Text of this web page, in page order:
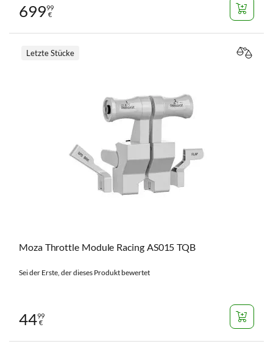
69999
€
Moza Throttle Module Racing AS015 TQB
Sei der Erste, der dieses Produkt bewertet
Letzte Stücke
4499
€